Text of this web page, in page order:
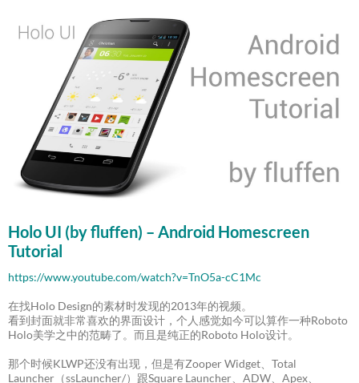
Holo UI (by fluffen) – Android Homescreen
Tutorial
https://www.youtube.com/watch?v=TnO5a-cC1Mc
在找Holo Design的素材时发现的2013年的视频。
看到封面就非常喜欢的界面设计，个人感觉如今可以算作一种Roboto
Holo美学之中的范畴了。而且是纯正的Roboto Holo设计。
那个时候KLWP还没有出现，但是有Zooper Widget、Total
Launcher（ssLauncher/）跟Square Launcher、ADW、Apex、